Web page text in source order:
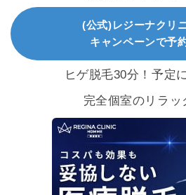
(公式)レジーナクリ
キャンペーンで予
ヒゲ脱毛30分！予定
完全個室のリラッ